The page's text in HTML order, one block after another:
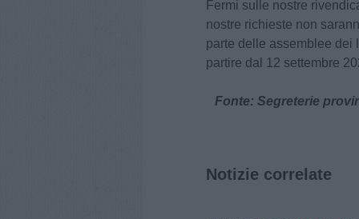
Fermi sulle nostre
nostre richieste non
parte delle assemblee dei
partire dal 12 settembre
Fonte: Segreterie
Notizie correlate